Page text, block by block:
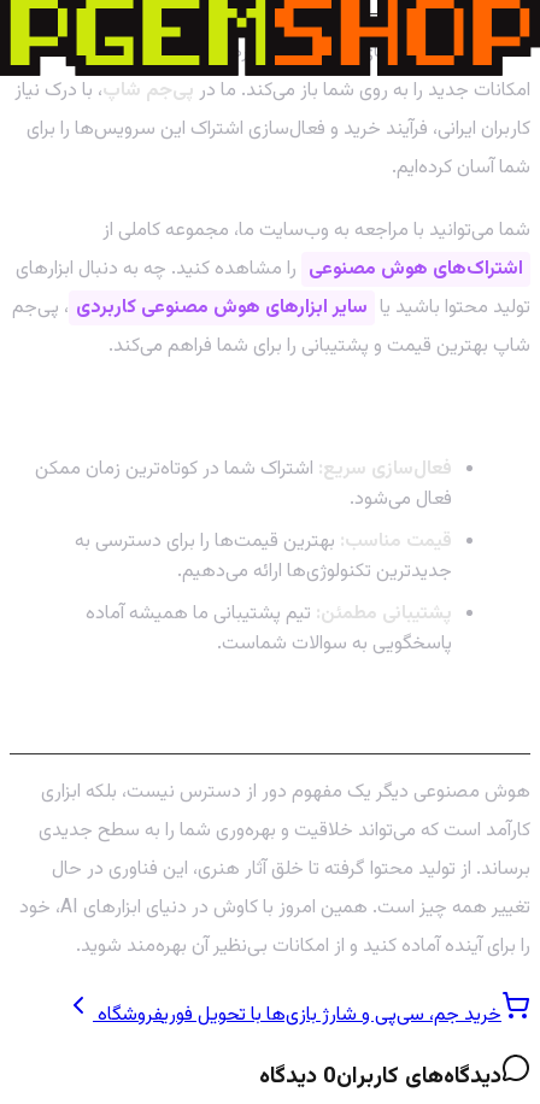
دسترسی به نسخه‌های پرمیوم این ابزارهای قدرتمند، دنیایی از
امکانات جدید را به روی شما باز می‌کند. ما در پی‌جم شاپ، با درک نیاز
کاربران ایرانی، فرآیند خرید و فعال‌سازی اشتراک این سرویس‌ها را برای
شما آسان کرده‌ایم.
شما می‌توانید با مراجعه به وب‌سایت ما، مجموعه کاملی از
اشتراک‌های هوش مصنوعی را مشاهده کنید. چه به دنبال ابزارهای
تولید محتوا باشید یا سایر ابزارهای هوش مصنوعی کاربردی ، پی‌جم
شاپ بهترین قیمت و پشتیبانی را برای شما فراهم می‌کند.
فعال‌سازی سریع: اشتراک شما در کوتاه‌ترین زمان ممکن
فعال می‌شود.
قیمت مناسب: بهترین قیمت‌ها را برای دسترسی به
جدیدترین تکنولوژی‌ها ارائه می‌دهیم.
پشتیبانی مطمئن: تیم پشتیبانی ما همیشه آماده
پاسخگویی به سوالات شماست.
هوش مصنوعی دیگر یک مفهوم دور از دسترس نیست، بلکه ابزاری
کارآمد است که می‌تواند خلاقیت و بهره‌وری شما را به سطح جدیدی
برساند. از تولید محتوا گرفته تا خلق آثار هنری، این فناوری در حال
تغییر همه چیز است. همین امروز با کاوش در دنیای ابزارهای AI، خود
را برای آینده آماده کنید و از امکانات بی‌نظیر آن بهره‌مند شوید.
خرید جم، سی‌پی و شارژ بازی‌ها با تحویل فوریفروشگاه
دیدگاه‌های کاربران0 دیدگاه